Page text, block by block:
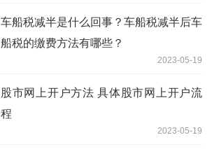
车船税减半是什么回事？车船税减半后车
船税的缴费方法有哪些？
2023-05-19
股市网上开户方法 具体股市网上开户流
程
2023-05-19